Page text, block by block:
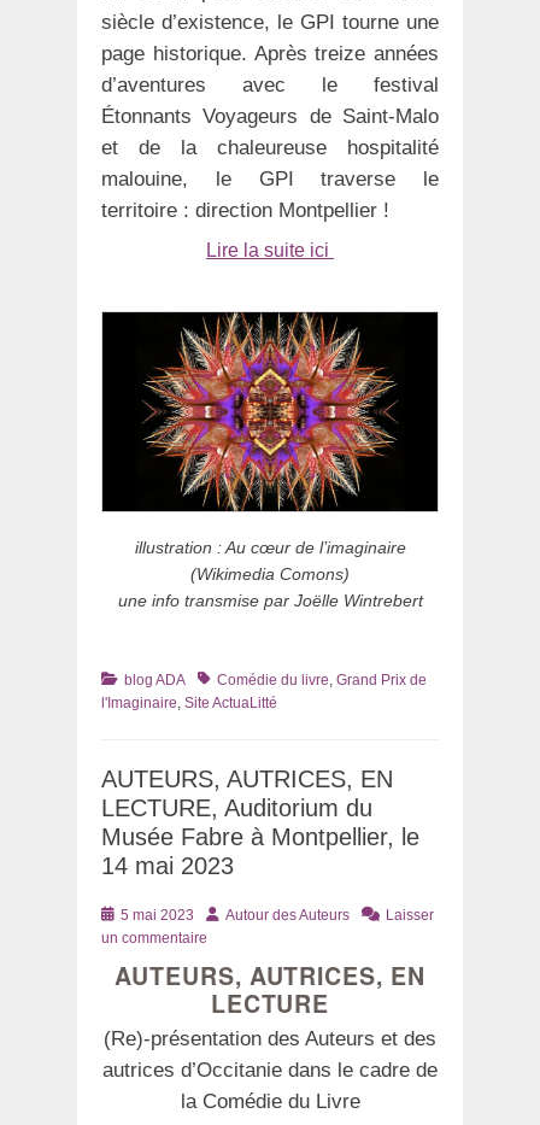
siècle d’existence, le GPI tourne une
page historique. Après treize années
d’aventures avec le festival
Étonnants Voyageurs de Saint-Malo
et de la chaleureuse hospitalité
malouine, le GPI traverse le
territoire : direction Montpellier !
Lire la suite ici
illustration : Au cœur de l’imaginaire
(Wikimedia Comons)
une info transmise par Joëlle Wintrebert
Catégories
blog ADA TagsComédie du livre, Grand Prix de
l'Imaginaire, Site ActuaLitté
AUTEURS, AUTRICES, EN
LECTURE, Auditorium du
Musée Fabre à Montpellier, le
14 mai 2023
Posté
le
5 mai 2023 AuteurAutour des Auteurs
Laisser
un commentaire
AUTEURS, AUTRICES, EN
LECTURE
(Re)-présentation des Auteurs et des
autrices d’Occitanie dans le cadre de
la Comédie du Livre